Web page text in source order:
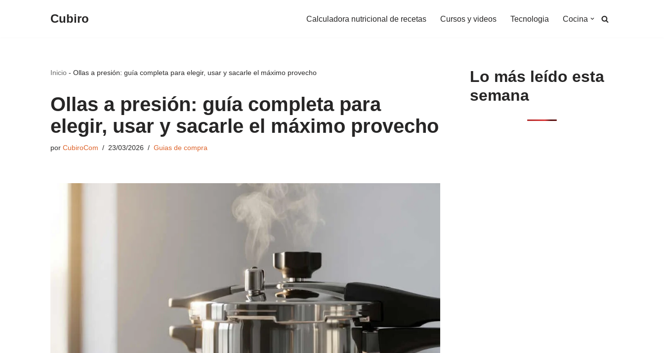
Cubiro Calculadora nutricional de recetas Cursos y videos Tecnologia Cocina
Inicio - Ollas a presión: guía completa para elegir, usar y sacarle el máximo provecho
Ollas a presión: guía completa para
elegir, usar y sacarle el máximo provecho
por CubiroCom 23/03/2026 Guias de compra
Lo más leído esta
semana